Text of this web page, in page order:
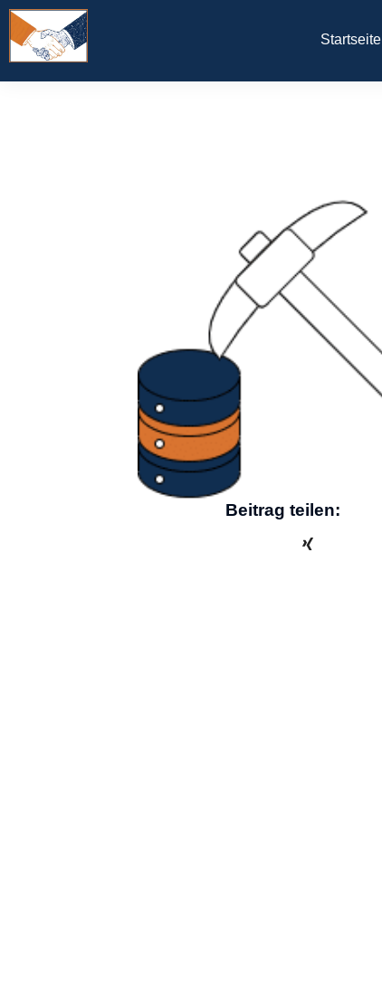
Startseite
Beitrag teilen: